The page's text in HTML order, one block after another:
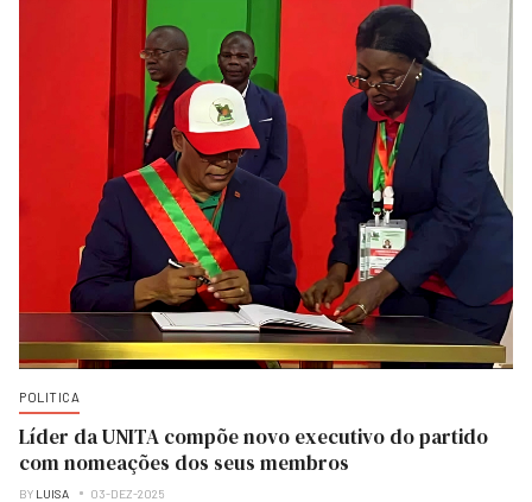
POLITICA
Líder da UNITA compõe novo executivo do partido
com nomeações dos seus membros
BY LUISA 03-DEZ-2025